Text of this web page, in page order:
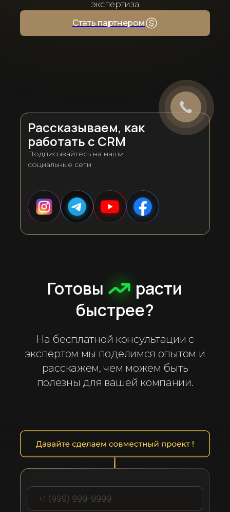
экспертиза
Стать партнером
Рассказываем, как
работать с CRM
Подписывайтесь на наши
социальные сети
На бесплатной консультации с
экспертом мы поделимся опытом и
расскажем, чем можем быть
полезны для вашей компании.
быстрее?
расти
Готовы